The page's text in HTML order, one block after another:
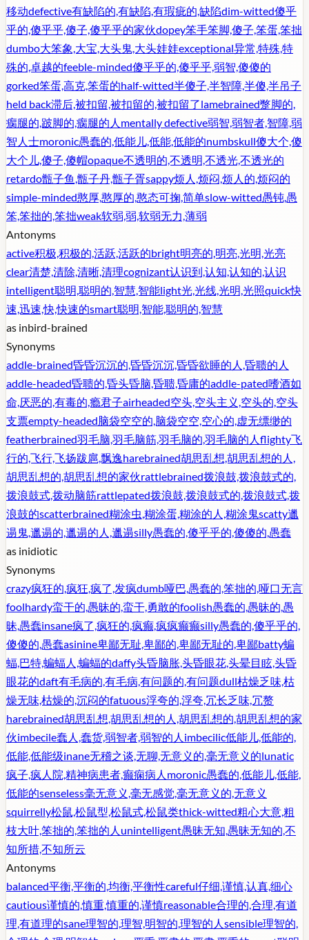
移动defective有缺陷的,有缺陷,有瑕疵的,缺陷dim-witted傻乎
乎的,傻乎乎,傻子,傻乎乎的家伙dopey笨手笨脚,傻子,笨蛋,笨拙
dumbo大笨象,大宝,大头鬼,大头娃娃exceptional异常,特殊,特
殊的,卓越的feeble-minded傻乎乎的,傻乎乎,弱智,傻傻的
gorked笨蛋,高克,笨蛋的half-witted半傻子,半智障,半傻,半吊子
held back滞后,被扣留,被扣留的,被扣留了lamebrained蹩脚的,
瘸腿的,跛脚的,瘸腿的人 mentally defective弱智,弱智者,智障,弱
智人士moronic愚蠢的,低能儿,低能,低能的numbskull傻大个,傻
大个儿,傻子,傻帽opaque不透明的,不透明,不透光,不透光的
retardo甑子鱼,甑子丹,甑子胥sappy烦人,烦闷,烦人的,烦闷的
simple-minded憨厚,憨厚的,憨态可掬,简单slow-witted愚钝,愚
笨,笨拙的,笨拙weak软弱,弱,软弱无力,薄弱
Antonyms
active积极,积极的,活跃,活跃的bright明亮的,明亮,光明,光亮
clear清楚,清除,清晰,清理cognizant认识到,认知,认知的,认识
intelligent聪明,聪明的,智慧,智能light光,光线,光明,光照quick快
速,迅速,快,快速的smart聪明,智能,聪明的,智慧
as inbird-brained
Synonyms
addle-brained昏昏沉沉的,昏昏沉沉,昏昏欲睡的人,昏聩的人
addle-headed昏聩的,昏头昏脑,昏聩,昏庸的addle-pated嗜酒如
命,厌恶的,有毒的,瘾君子airheaded空头,空头主义,空头的,空头
支票empty-headed脑袋空空的,脑袋空空,空心的,虚无缥缈的
featherbrained羽毛脑,羽毛脑筋,羽毛脑的,羽毛脑的人 flighty飞
行的,飞行,飞扬跋扈,飘逸harebrained胡思乱想,胡思乱想的人,
胡思乱想的,胡思乱想的家伙rattlebrained拨浪鼓,拨浪鼓式的,
拨浪鼓式,拨动脑筋rattlepated拨浪鼓,拨浪鼓式的,拨浪鼓式,拨
浪鼓的scatterbrained糊涂虫,糊涂蛋,糊涂的人,糊涂鬼scatty邋
遢鬼,邋遢的,邋遢的人,邋遢silly愚蠢的,傻乎乎的,傻傻的,愚蠢
as inidiotic
Synonyms
crazy疯狂的,疯狂,疯了,发疯dumb哑巴,愚蠢的,笨拙的,哑口无言
foolhardy蛮干的,愚昧的,蛮干,勇敢的foolish愚蠢的,愚昧的,愚
昧,愚蠢insane疯了,疯狂的,疯癫,疯疯癫癫silly愚蠢的,傻乎乎的,
傻傻的,愚蠢asinine卑鄙无耻,卑鄙的,卑鄙无耻的,卑鄙batty蝙
蝠,巴特,蝙蝠人,蝙蝠的daffy头昏脑胀,头昏眼花,头晕目眩,头昏
眼花的daft有毛病的,有毛病,有问题的,有问题dull枯燥乏味,枯
燥无味,枯燥的,沉闷的fatuous浮夸的,浮夸,冗长乏味,冗赘
harebrained胡思乱想,胡思乱想的人,胡思乱想的,胡思乱想的家
伙imbecile蠢人,蠢货,弱智者,弱智的人 imbecilic低能儿,低能的,
低能,低能级inane无稽之谈,无聊,无意义的,毫无意义的lunatic
疯子,疯人院,精神病患者,癫痫病人 moronic愚蠢的,低能儿,低能,
低能的senseless毫无意义,毫无感觉,毫无意义的,无意义
squirrelly松鼠,松鼠型,松鼠式,松鼠类thick-witted粗心大意,粗
枝大叶,笨拙的,笨拙的人 unintelligent愚昧无知,愚昧无知的,不
知所措,不知所云
Antonyms
balanced平衡,平衡的,均衡,平衡性careful仔细,谨慎,认真,细心
cautious谨慎的,慎重,慎重的,谨慎reasonable合理的,合理,有道
理,有道理的sane理智的,理智,明智的,理智的人 sensible理智的,